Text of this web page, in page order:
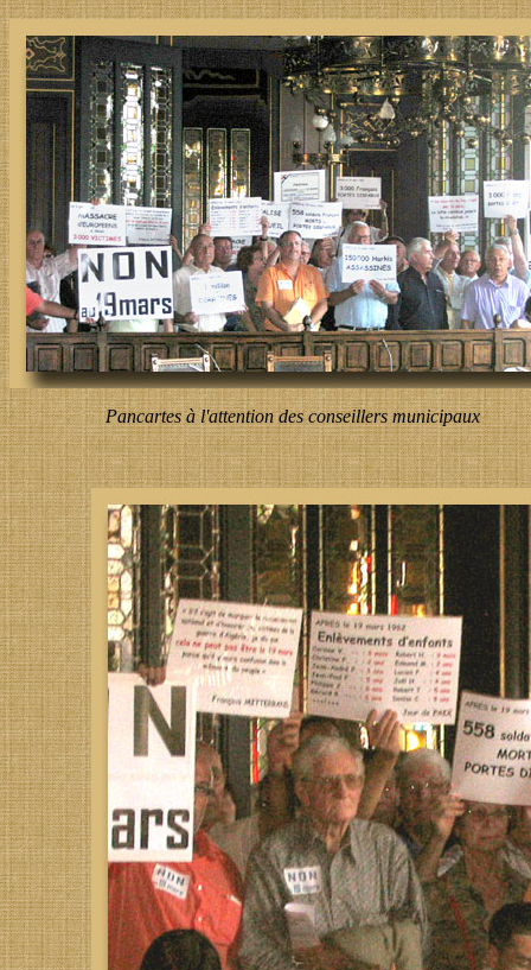
Pancartes à l'attention des conseillers municipaux